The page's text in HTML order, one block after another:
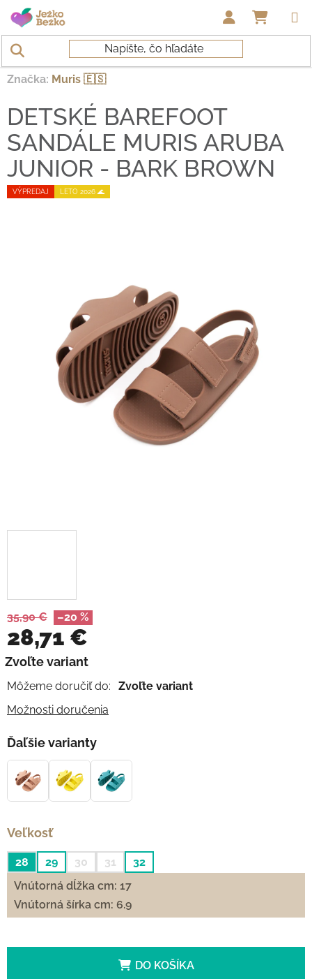
Prejsť na obsah
Domov Topánky deti/ Sandálky /DETSKÉ BAREFOOT
35,90 € –20 %
28,71 €
Jednotková cena:
Zvoľte variant
Môžeme doručiť do:
Zvoľte variant
Možnosti doručenia
Ďaľšie varianty
Veľkosť
28 29 30 31
32
Vnútorná dĺžka cm: 17
Vnútorná šírka cm: 6.9
DO KOŠÍKA
VÝPREDAJ LETO 2026 🌊
DETSKÉ BAREFOOT
SANDÁLE MURIS ARUBA
JUNIOR - BARK BROWN
Značka: Muris 🇪🇸